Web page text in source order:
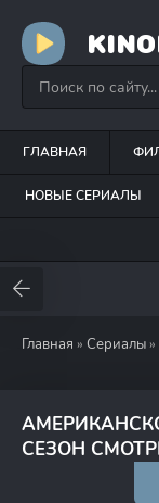
ГЛАВНАЯ
НОВЫЕ СЕРИАЛЫ
Главная » Сериалы
СЕЗОН